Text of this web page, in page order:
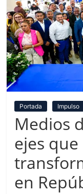
Portada Impulso
Medios
ejes
en